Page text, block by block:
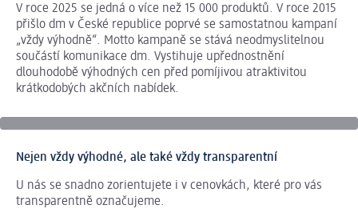
V roce 2025 se jedná o více než 15 000 produktů. V roce 2015
přišlo dm v České republice poprvé se samostatnou kampaní
„vždy výhodně“. Motto kampaně se stává neodmyslitelnou
součástí komunikace dm. Vystihuje upřednostnění
dlouhodobě výhodných cen před pomíjivou atraktivitou
krátkodobých akčních nabídek.
Nejen vždy výhodné, ale také vždy transparentní
U nás se snadno zorientujete i v cenovkách, které pro vás
transparentně označujeme.